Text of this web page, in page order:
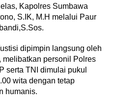
Kapolres Sumbawa
S.IK, M.H melalui Paur
dipimpin langsung oleh
melibatkan personil Polres
serta TNI dimulai pukul
wita dengan tetap
humanis.